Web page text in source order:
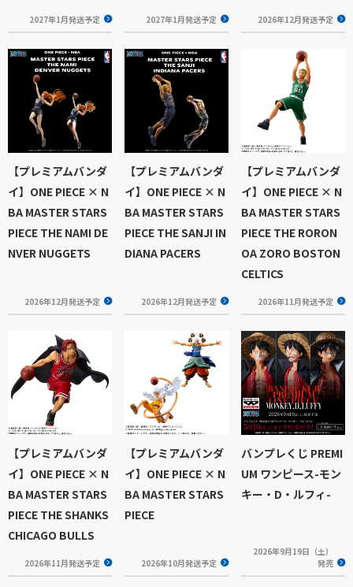
2027年1月発送予定 2027年1月発送予定 2026年12月発送予定
【プレミアムバンダ
イ】ONE PIECE × N
BA MASTER STARS
PIECE THE NAMI DE
NVER NUGGETS
2026年12月発送予定
【プレミアムバンダ
イ】ONE PIECE × N
BA MASTER STARS
PIECE THE SANJI IN
DIANA PACERS
2026年12月発送予定
【プレミアムバンダ
イ】ONE PIECE × N
BA MASTER STARS
PIECE THE RORON
OA ZORO BOSTON
CELTICS
2026年11月発送予定
【プレミアムバンダ
イ】ONE PIECE × N
BA MASTER STARS
PIECE THE SHANKS
CHICAGO BULLS
2026年11月発送予定
【プレミアムバンダ
イ】ONE PIECE × N
BA MASTER STARS
PIECE
2026年10月発送予定
バンプレくじ PREMI
UM ワンピース-モン
キー・D・ルフィ-
2026年9月19日（土）
発売